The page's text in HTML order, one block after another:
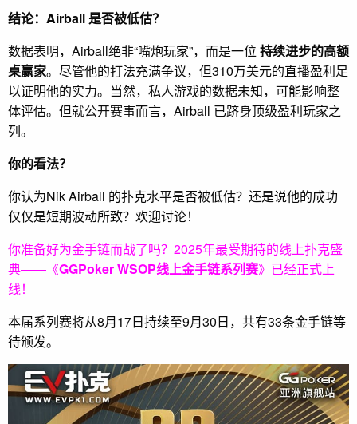
结论：Airball 是否被低估？
数据表明，Airball绝非“嘴炮玩家”，而是一位 持续进步的高额
桌赢家。尽管他的打法充满争议，但310万美元的直播盈利足
以证明他的实力。当然，私人游戏的数据未知，可能影响整
体评估。但就公开赛事而言，Airball 已跻身顶级盈利玩家之
列。
你的看法？
你认为Nik Airball 的扑克水平是否被低估？还是说他的成功
仅仅是短期波动所致？欢迎讨论！
你准备好为金手链而战了吗？2025年最受期待的线上扑克盛
典—— 《GGPoker WSOP线上金手链系列赛》 已经正式上
线！
本届系列赛将从8月17日持续至9月30日，共有33条金手链等
待颁发。